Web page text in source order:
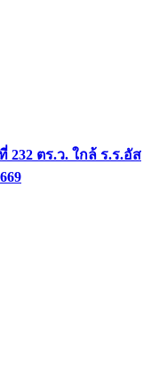
ตร.ว. ใกล้ ร.ร.อัส